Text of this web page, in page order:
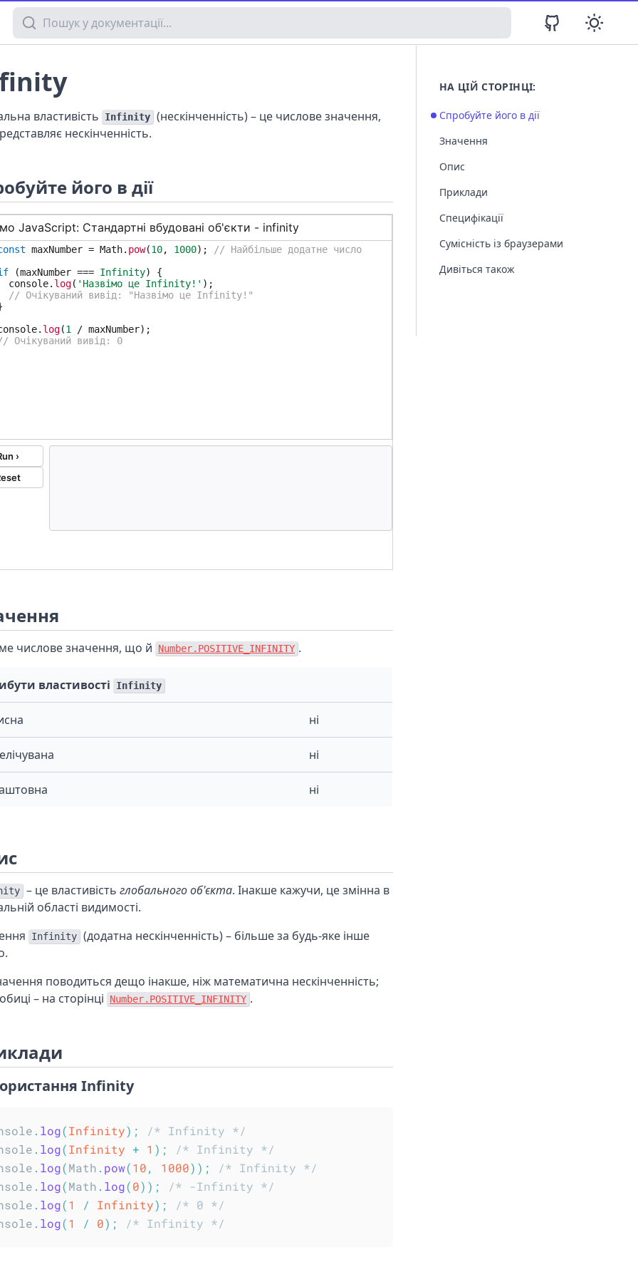
Пошук у документації
властивість Infinity (нескінченність) – це числове значення,
нескінченність.
його в дії
числове значення, що й Number.POSITIVE_INFINITY .
властивості Infinity
ні
ні
ні
– це властивість глобального об'єкта. Інакше кажучи, це змінна в
області видимості.
Infinity (додатна нескінченність) – більше за будь-яке інше
поводиться дещо інакше, ніж математична нескінченність;
– на сторінці
Number.POSITIVE_INFINITY .
Infinity
. log(Infinity) ;
/* Infinity */
. log(Infinity + 1 ) ;
/* Infinity */
. log(Math . pow(10, 1000) ) ;
/* Infinity */
. log(Math . log(0) ) ;
/* -Infinity */
. log(1 / Infinity) ;
/* 0 */
. log(1 / 0) ; /* Infinity */
НА ЦІЙ СТОРІНЦІ:
Спробуйте його в дії
Значення
Опис
Приклади
Специфікації
Сумісність із браузерами
Дивіться також